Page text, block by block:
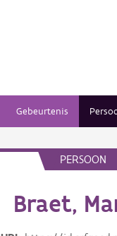
Gebeurtenis
PERSOON
Braet,